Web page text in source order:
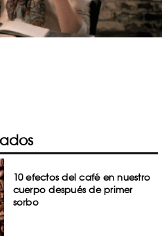
10 efectos del café en nuestro
cuerpo después de primer
sorbo